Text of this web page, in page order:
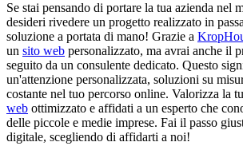
Se stai pensando di portare la tua azienda nel
desideri rivedere un progetto realizzato in
soluzione a portata di mano! Grazie a
un sito web personalizzato, ma avrai anche il
seguito da un consulente dedicato. Questo
un'attenzione personalizzata, soluzioni su
costante nel tuo percorso online. Valorizza la
web ottimizzato e affidati a un esperto che
delle piccole e medie imprese. Fai il passo
digitale, scegliendo di affidarti a noi!